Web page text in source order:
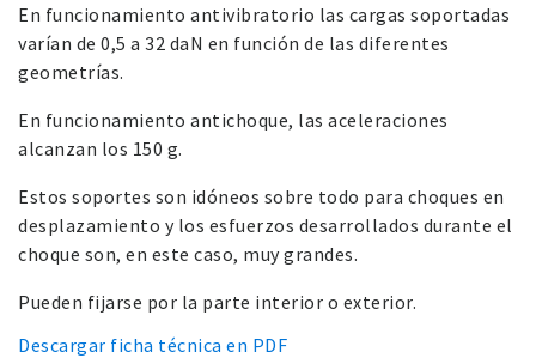
En funcionamiento antivibratorio las cargas soportadas
varían de 0,5 a 32 daN en función de las diferentes
geometrías.
En funcionamiento antichoque, las aceleraciones
alcanzan los 150 g.
Estos soportes son idóneos sobre todo para choques en
desplazamiento y los esfuerzos desarrollados durante el
choque son, en este caso, muy grandes.
Pueden fijarse por la parte interior o exterior.
Descargar ficha técnica en PDF